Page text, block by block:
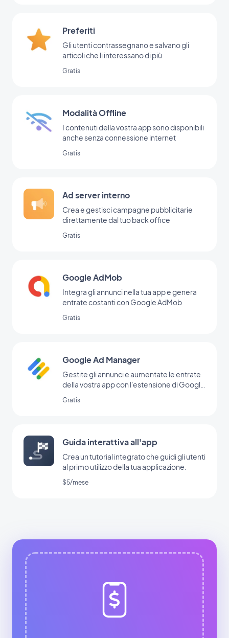
Preferiti
Gli utenti contrassegnano e salvano gli
articoli che li interessano di più
Gratis
Modalità Offline
I contenuti della vostra app sono disponibili
anche senza connessione internet
Gratis
Ad server interno
Crea e gestisci campagne pubblicitarie
direttamente dal tuo back office
Gratis
Google AdMob
Integra gli annunci nella tua app e genera
entrate costanti con Google AdMob
Gratis
Google Ad Manager
Gestite gli annunci e aumentate le entrate
della vostra app con l'estensione di Google
Gratis
Guida interattiva all'app
Crea un tutorial integrato che guidi gli utenti
al primo utilizzo della tua applicazione.
$5/mese